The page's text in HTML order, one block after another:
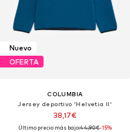
Nuevo
OFERTA
COLUMBIA
Jersey deportivo 'Helvetia II'
38,17€
Último precio más bajo:44,90€-15%